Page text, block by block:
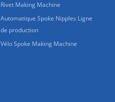
Rivet Making Machine
Automatique Spoke Nipples Ligne
de production
Vélo Spoke Making Machine